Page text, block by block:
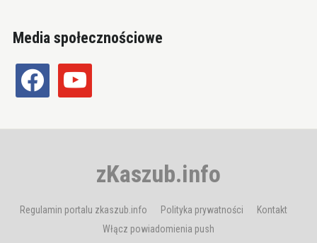
Media społecznościowe
facebook youtube
zKaszub.info
Regulamin portalu zkaszub.info Polityka prywatności
Kontakt
Włącz powiadomienia push